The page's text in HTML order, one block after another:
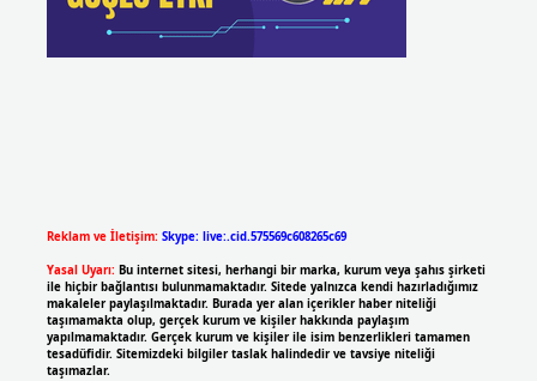
Reklam ve İletişim: Skype: live:.cid.575569c608265c69
Yasal Uyarı: Bu internet sitesi, herhangi bir marka, kurum veya şahıs şirketi
ile hiçbir bağlantısı bulunmamaktadır. Sitede yalnızca kendi hazırladığımız
makaleler paylaşılmaktadır. Burada yer alan içerikler haber niteliği
taşımamakta olup, gerçek kurum ve kişiler hakkında paylaşım
yapılmamaktadır. Gerçek kurum ve kişiler ile isim benzerlikleri tamamen
tesadüfidir. Sitemizdeki bilgiler taslak halindedir ve tavsiye niteliği
taşımazlar.